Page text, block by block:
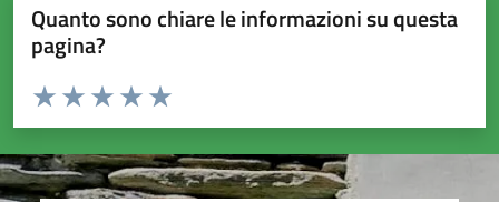
Quanto sono chiare le informazioni su questa
pagina?
Valuta da 1 a 5 stelle la pagina
Valuta 5 stelle su 5
Valuta 4 stelle su 5
Valuta 3 stelle su 5
Valuta 2 stelle su 5
Valuta 1 stelle su 5